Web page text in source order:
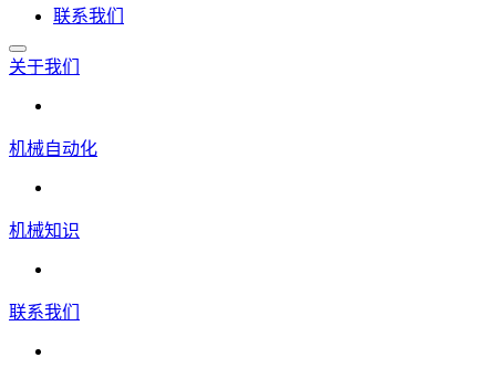
联系我们
关于我们
机械自动化
机械知识
联系我们